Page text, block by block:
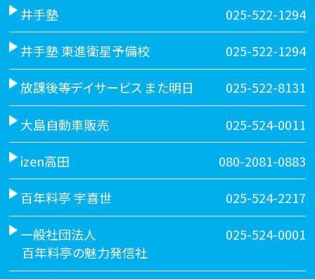
井手塾 025-522-1294
井手塾 東進衛星予備校 025-522-1294
放課後等デイサービス また明日 025-522-8131
大島自動車販売 025-524-0011
izen高田 080-2081-0883
百年料亭 宇喜世 025-524-2217
一般社団法人
百年料亭の魅力発信社
025-524-0001